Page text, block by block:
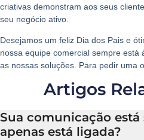
criativas demonstram aos seus
seu negócio ativo.
Desejamos um feliz Dia dos Pais e
nossa equipe comercial sempre está
as nossas soluções. Para pedir uma
Artigos
Sua comunicação está
apenas está ligada?